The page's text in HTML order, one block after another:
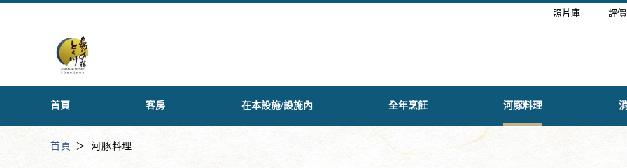
照片庫 評價
首頁 客房 在本設施/設施內 全年烹飪 河豚料理
首頁 河豚料理